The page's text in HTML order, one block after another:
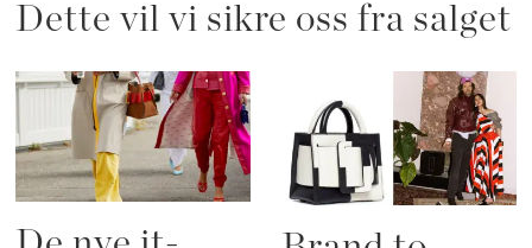
Dette vil vi sikre oss fra salget